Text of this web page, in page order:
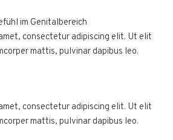
im Genitalbereich
consectetur adipiscing elit. Ut elit
mattis, pulvinar dapibus leo.
consectetur adipiscing elit. Ut elit
mattis, pulvinar dapibus leo.